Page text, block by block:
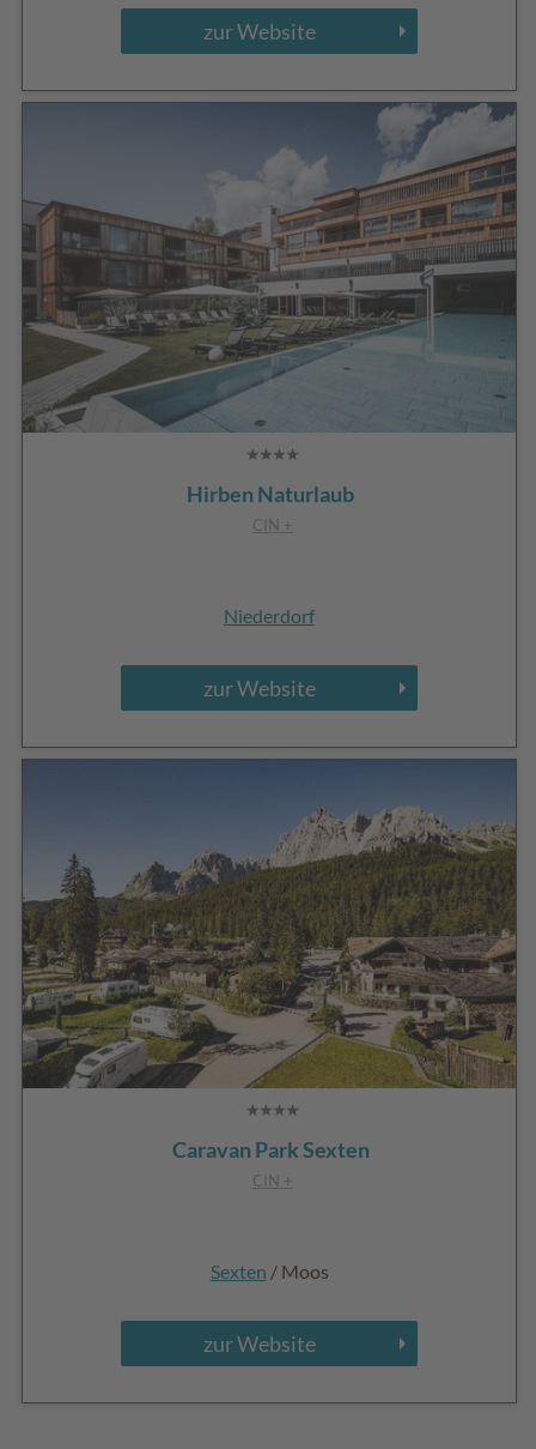
zur Website
Hirben Naturlaub
CIN +
Niederdorf
zur Website
Caravan Park Sexten
CIN +
Sexten / Moos
zur Website